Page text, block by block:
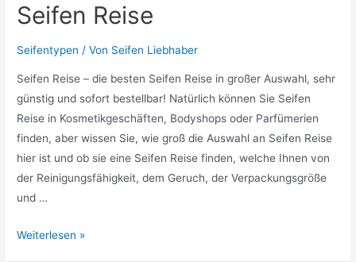
Seifen Reise
Seifentypen / Von Seifen Liebhaber
Seifen Reise – die besten Seifen Reise in großer Auswahl, sehr
günstig und sofort bestellbar! Natürlich können Sie Seifen
Reise in Kosmetikgeschäften, Bodyshops oder Parfümerien
finden, aber wissen Sie, wie groß die Auswahl an Seifen Reise
hier ist und ob sie eine Seifen Reise finden, welche Ihnen von
der Reinigungsfähigkeit, dem Geruch, der Verpackungsgröße
und …
Seifen
Weiterlesen »